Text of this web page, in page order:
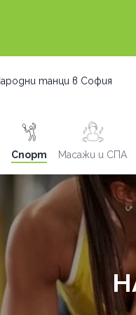
танци в София
Спорт Масажи и СПА